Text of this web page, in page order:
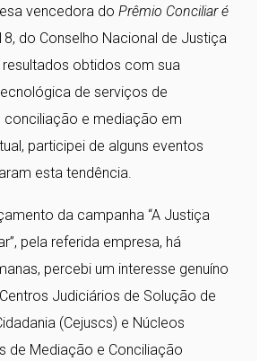
vencedora doPrêmio Conciliar é
do Conselho Nacional de Justiça
resultados obtidos com sua
de serviços de
conciliação e mediação em
participei de alguns eventos
esta tendência.
da campanha “A Justiça
pela referida empresa, há
percebi um interesse genuíno
Judiciários de Solução de
(Cejuscs) e Núcleos
de Mediação e Conciliação